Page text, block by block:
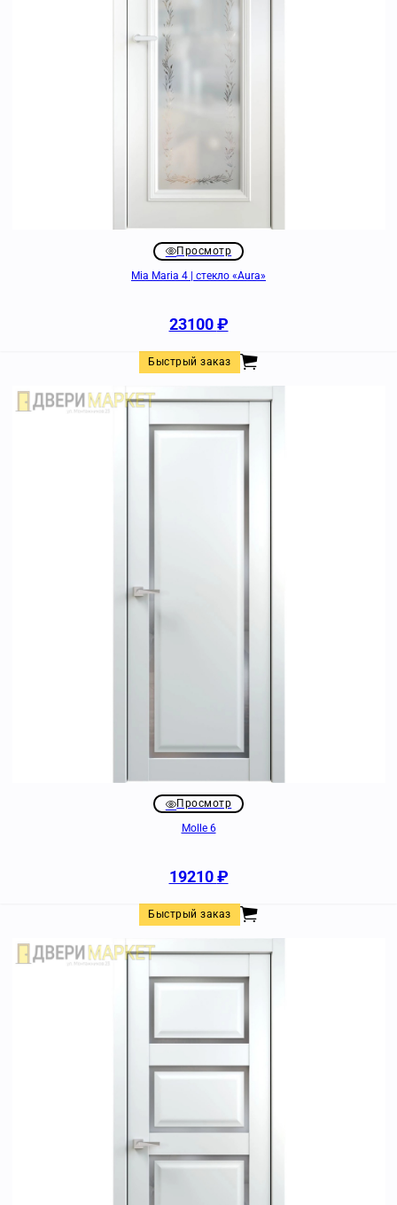
Просмотр
Mia Maria 4 | стекло «Aura»
23100₽
Быстрый заказ
Просмотр
Molle 6
19210₽
Быстрый заказ